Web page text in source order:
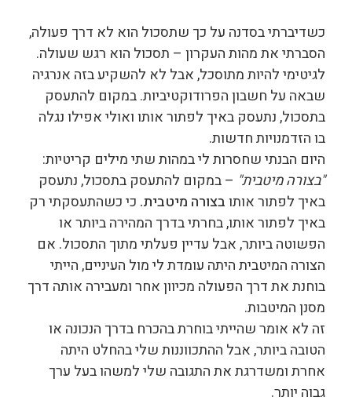
כשדיברתי בסדנה על כך שתסכול הוא לא דרך פעולה,
הסברתי את מהות העקרון – תסכול הוא רגש שעולה.
לגיטימי להיות מתוסכל, אבל לא להשקיע בזה אנרגיה
שבאה על חשבון הפרודוקטיביות. במקום להתעסק
בתסכול, נתעסק באיך לפתור אותו ואולי אפילו נגלה
בו הזדמנויות חדשות.
היום הבנתי שחסרות לי במהות שתי מילים קריטיות:
"בצורה מיטבית" – במקום להתעסק בתסכול, נתעסק
באיך לפתור אותובצורה מיטבית. כי כשהתעסקתי רק
באיך לפתור אותו, בחרתי בדרך המהירה ביותר או
הפשוטה ביותר, אבל עדיין פעלתי מתוך התסכול. אם
הצורה המיטבית היתה עומדת לי מול העיניים, הייתי
בוחנת את דרך הפעולה מכיוון אחר ומעבירה אותה דרך
מסנן המיטבות.
זה לא אומר שהייתי בוחרת בהכרח בדרך הנכונה או
הטובה ביותר, אבל ההתכווננות שלי בהחלט היתה
אחרת ומשדרגת את התגובה שלי למשהו בעל ערך
גבוה יותר.